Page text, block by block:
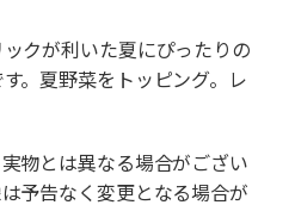
クが利いた夏にぴったりの
。夏野菜をトッピング。レ
物とは異なる場合がござい
予告なく変更となる場合が